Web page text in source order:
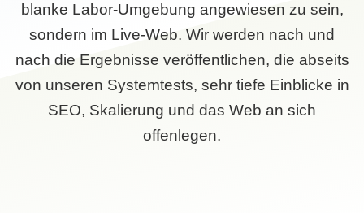
blanke Labor-Umgebung angewiesen zu sein,
sondern im Live-Web. Wir werden nach und
nach die Ergebnisse veröffentlichen, die abseits
von unseren Systemtests, sehr tiefe Einblicke in
SEO, Skalierung und das Web an sich
offenlegen.